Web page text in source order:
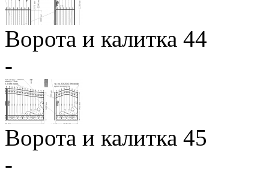
Ворота и калитка 44
-
Ворота и калитка 45
-